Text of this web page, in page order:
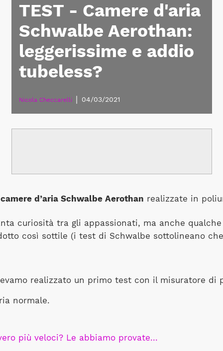
TEST - Camere d'aria
Schwalbe Aerothan:
leggerissime e addio
tubeless?
Nicola Checcarelli 04/03/2021
camere d’aria Schwalbe Aerothan realizzate in
curiosità tra gli appassionati, ma anche
così sottile (i test di Schwalbe sottolineano
realizzato un primo test con il misuratore di
normale.
più veloci? Le abbiamo provate...